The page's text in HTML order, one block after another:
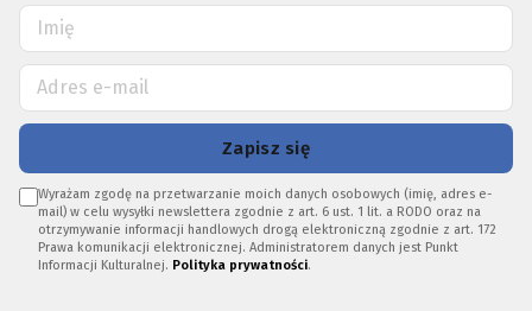
Zapisz się
Wyrażam zgodę na przetwarzanie moich danych osobowych (imię, adres e-
mail) w celu wysyłki newslettera zgodnie z art. 6 ust. 1 lit. a RODO oraz na
otrzymywanie informacji handlowych drogą elektroniczną zgodnie z art. 172
Prawa komunikacji elektronicznej. Administratorem danych jest Punkt
Informacji Kulturalnej. Polityka prywatności.